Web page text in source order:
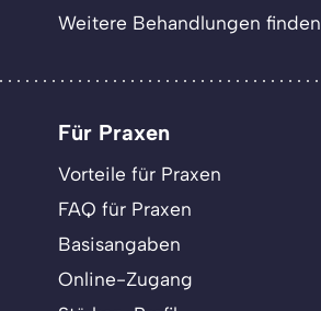
Weitere Behandlungen finden
Für Praxen
Vorteile für Praxen
FAQ für Praxen
Basisangaben
Online-Zugang